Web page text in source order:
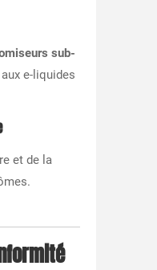
sub-
e-liquides
et de la